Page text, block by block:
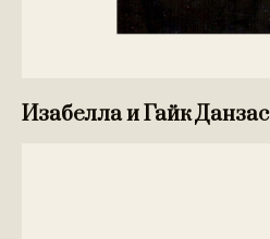
Изабелла и Гайк Данзас